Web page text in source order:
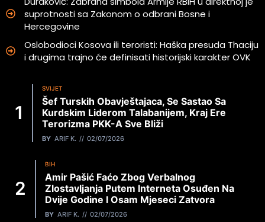
suprotnosti sa Zakonom o odbrani Bosne i
Hercegovine
Oslobodioci Kosova ili teroristi: Haška presuda Thaciju
i drugima trajno će definisati historijski karakter OVK
SVIJET
Šef Turskih Obavještajaca, Se Sastao Sa
Kurdskim Liderom Talabanijem, Kraj Ere
Terorizma PKK-A Sve Bliži
BY ARIF K. 02/07/2026
BIH
Amir Pašić Faćo Zbog Verbalnog
Zlostavljanja Putem Interneta Osuđen Na
Dvije Godine I Osam Mjeseci Zatvora
BY ARIF K. 02/07/2026